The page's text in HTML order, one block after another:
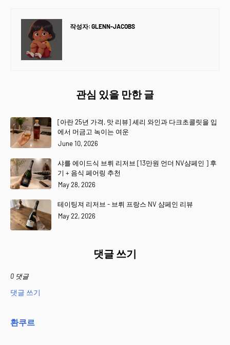
작성자: GLENN-JACOBS
관심 있을 만한 글
[아란 25년 가격, 맛 리뷰] 셰리 와인과 다크초콜릿을 입
에서 머금고 녹이는 여운
June 10, 2026
샤를 에이드식 브뤼 리저브 [13만원 언더 NV샴페인 ] 후
기 + 음식 페어링 추천
May 28, 2026
테이팅져 리저브 - 브뤼 프랑스 NV 샴페인 리뷰
May 22, 2026
댓글 쓰기
0 댓글
댓글 쓰기
환쿠르